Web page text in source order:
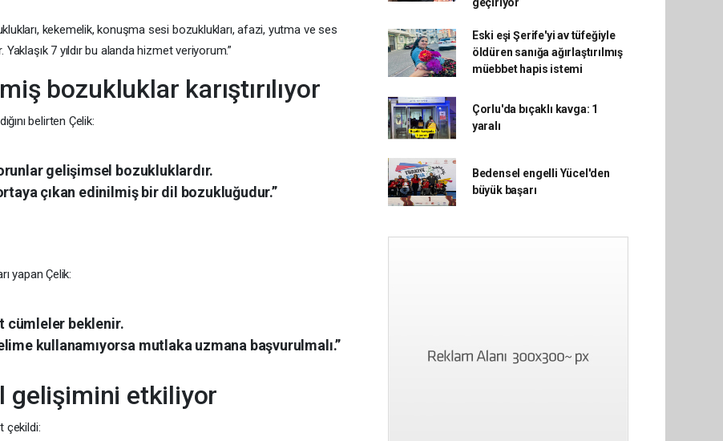
kekemelik, konuşma sesi bozuklukları, afazi, yutma ve ses
7 yıldır bu alanda hizmet veriyorum.”
bozukluklar karıştırılıyor
belirten Çelik:
gelişimsel bozukluklardır.
çıkan edinilmiş bir dil bozukluğudur.”
yapan Çelik:
cümleler beklenir.
kullanamıyorsa mutlaka uzmana başvurulmalı.”
gelişimini etkiliyor
çekildi:
Eski eşi Şerife'yi av tüfeğiyle
öldüren sanığa ağırlaştırılmış
müebbet hapis istemi
Çorlu'da bıçaklı kavga: 1
yaralı
Bedensel engelli Yücel'den
büyük başarı